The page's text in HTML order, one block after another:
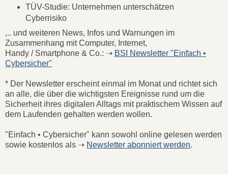
TÜV-Studie: Unternehmen unterschätzen
Cyberrisiko
,.. und weiteren News, Infos und Warnungen im
Zusammenhang mit Computer, Internet,
Handy / Smartphone & Co.: ➝ BSI Newsletter "Einfach •
Cybersicher"
* Der Newsletter erscheint einmal im Monat und richtet sich
an alle, die über die wichtigsten Ereignisse rund um die
Sicherheit ihres digitalen Alltags mit praktischem Wissen auf
dem Laufenden gehalten werden wollen.
"Einfach • Cybersicher" kann sowohl online gelesen werden
sowie kostenlos als ➝ Newsletter abonniert werden.